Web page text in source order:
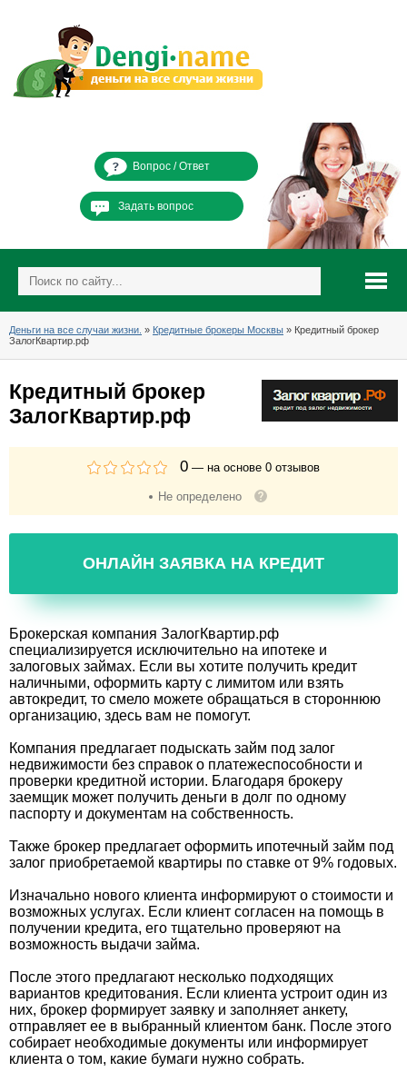
Вопрос / Ответ
Задать вопрос
Деньги на все случаи жизни. » Кредитные брокеры Москвы » Кредитный брокер
ЗалогКвартир.рф
Кредитный брокер
ЗалогКвартир.рф
0 — на основе 0 отзывов
Не определено
ОНЛАЙН ЗАЯВКА НА КРЕДИТ
Брокерская компания ЗалогКвартир.рф
специализируется исключительно на ипотеке и
залоговых займах. Если вы хотите получить кредит
наличными, оформить карту с лимитом или взять
автокредит, то смело можете обращаться в стороннюю
организацию, здесь вам не помогут.
Компания предлагает подыскать займ под залог
недвижимости без справок о платежеспособности и
проверки кредитной истории. Благодаря брокеру
заемщик может получить деньги в долг по одному
паспорту и документам на собственность.
Также брокер предлагает оформить ипотечный займ под
залог приобретаемой квартиры по ставке от 9% годовых.
Изначально нового клиента информируют о стоимости и
возможных услугах. Если клиент согласен на помощь в
получении кредита, его тщательно проверяют на
возможность выдачи займа.
После этого предлагают несколько подходящих
вариантов кредитования. Если клиента устроит один из
них, брокер формирует заявку и заполняет анкету,
отправляет ее в выбранный клиентом банк. После этого
собирает необходимые документы или информирует
клиента о том, какие бумаги нужно собрать.